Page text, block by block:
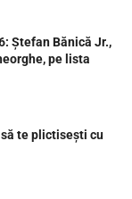
Ștefan Bănică Jr.,
pe lista
te plictisești cu